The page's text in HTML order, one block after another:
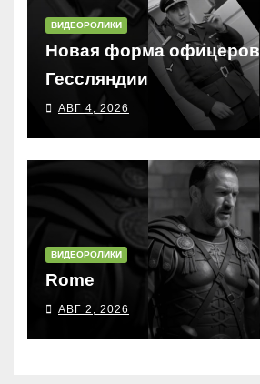
ВИДЕОРОЛИКИ
Новая форма офицеров
Гессляндии
АВГ 4, 2026
ВИДЕОРОЛИКИ
Rome
АВГ 2, 2026